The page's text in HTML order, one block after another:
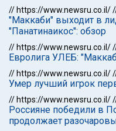
// https://www.newsru.co.il/
"Маккаби" выходит в
"Панатинаикос": обзор
// https://www.newsru.co.il/
Евролига УЛЕБ:
// https://www.newsru.co.il/
Умер лучший игрок
// https://www.newsru.co.il/
Россияне победили в
продолжает